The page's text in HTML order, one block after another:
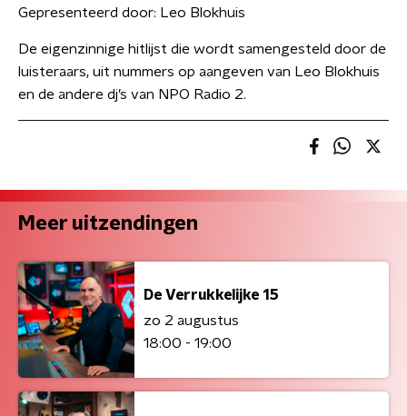
Gepresenteerd door: Leo Blokhuis
De eigenzinnige hitlijst die wordt samengesteld door de
luisteraars, uit nummers op aangeven van Leo Blokhuis
en de andere dj’s van NPO Radio 2.
Meer uitzendingen
De Verrukkelijke 15
zo 2 augustus
18:00 - 19:00